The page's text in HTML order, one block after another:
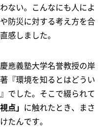
ない。こんなにも人によ
防災に対する考え方を合
感しました。
應義塾大学名誉教授の岸
『環境を知るとはどうい
でした。そこで綴られて
点」 に触れたとき、まさ
たんです。